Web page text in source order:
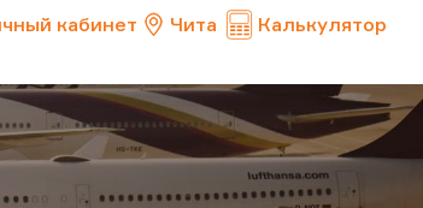
кабинет Чита Калькулятор